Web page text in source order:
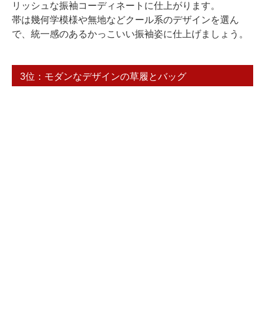
リッシュな振袖コーディネートに仕上がります。
帯は幾何学模様や無地などクール系のデザインを選ん
で、統一感のあるかっこいい振袖姿に仕上げましょう。
3位：モダンなデザインの草履とバッグ